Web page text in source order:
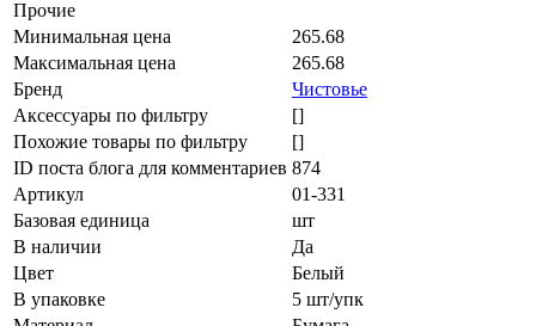
Прочие
Минимальная цена
265.68
Максимальная цена
265.68
Бренд
Чистовье
Аксессуары по фильтру
[]
Похожие товары по фильтру
[]
ID поста блога для комментариев 874
Артикул
01-331
Базовая единица
шт
В наличии
Да
Цвет
Белый
В упаковке
5 шт/упк